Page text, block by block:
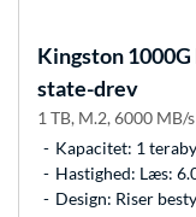
Kingston
state-drev
1 TB, M.2, 6000 MB/s
Kapacitet: 1
Hastighed: Læs:
Design: Riser